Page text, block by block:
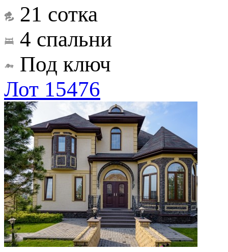
21 сотка
4 спальни
Под ключ
Лот 15476